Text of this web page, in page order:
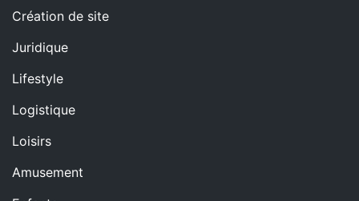
Création de site
Juridique
Lifestyle
Logistique
Loisirs
Amusement